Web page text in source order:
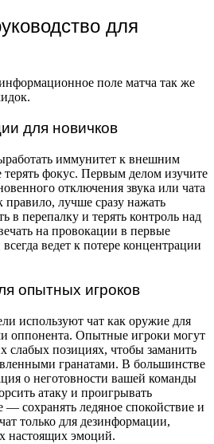
для
поле матча так же
для новичков
иммунитет к внешним
фокус. Первым делом изучите
отключения звука или чата
лучше сразу нажать
в перепалку и терять контроль над
на провокации в первые
ведет к потере концентрации
опытных игроков
используют чат как оружие для
оппонента. Опытные игроки могут
слабых позициях, чтобы заманить
гранатами. В большинстве
о неготовности вашей команды
атаку и проигрывать
сохранять ледяное спокойствие и
только для дезинформации,
настоящих эмоций.